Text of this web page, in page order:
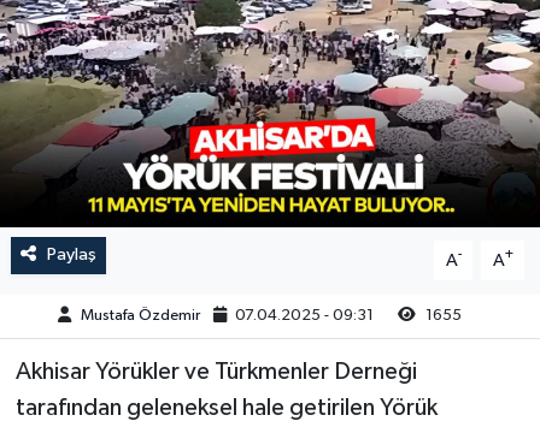
Paylaş A- A+
Mustafa Özdemir 07.04.2025 - 09:31 1655
Akhisar Yörükler ve Türkmenler Derneği
tarafından geleneksel hale getirilen Yörük
Etiketler
Yaşam
Kadın
Teknoloji
Yerel Haber
Akhisar Emlak